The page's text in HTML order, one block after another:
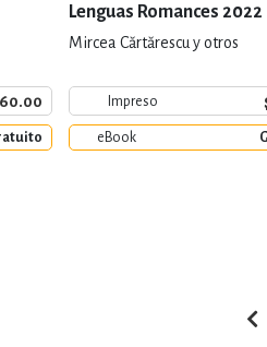
Lenguas Romances 2022
Mircea Cărtărescu y otros
Impreso
eBook